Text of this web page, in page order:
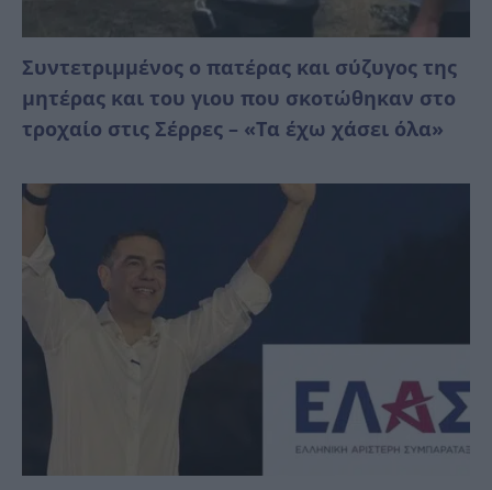
Συντετριμμένος ο πατέρας και σύζυγος της
μητέρας και του γιου που σκοτώθηκαν στο
τροχαίο στις Σέρρες – «Τα έχω χάσει όλα»